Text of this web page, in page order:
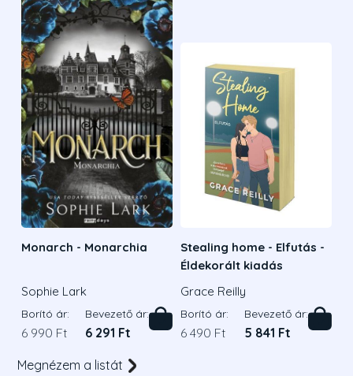
Monarch - Monarchia
Sophie Lark
Borító ár:
6 990 Ft
Bevezető ár:
6 291 Ft
Stealing home - Elfutás -
Éldekorált kiadás
Grace Reilly
Borító ár:
6 490 Ft
Bevezető ár:
5 841 Ft
Megnézem a listát